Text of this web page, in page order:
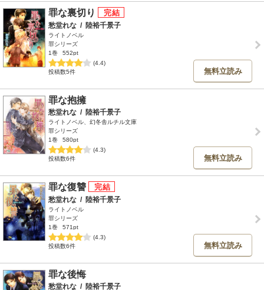
罪な裏切り
愁堂れな / 陸裕千景子
ライトノベル
罪シリーズ
1巻
552pt
(4.4)
投稿数5件
無料立読み
罪な抱擁
愁堂れな / 陸裕千景子
ライトノベル、幻冬舎ルチル文庫
罪シリーズ
1巻
580pt
(4.3)
投稿数6件
無料立読み
罪な復讐
愁堂れな / 陸裕千景子
ライトノベル
罪シリーズ
1巻
571pt
(4.3)
投稿数6件
無料立読み
罪な後悔
愁堂れな / 陸裕千景子